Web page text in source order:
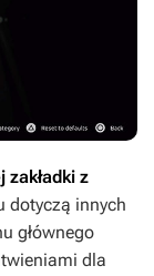
z
dotyczą innych
głównego
dla